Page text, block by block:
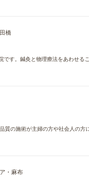
橋
す。鍼灸と物理療法をあわせる
の施術が主婦の方や社会人の方
・麻布